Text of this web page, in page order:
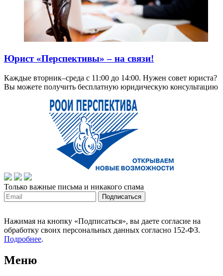
Юрист «Перспективы» – на связи!
Каждые вторник–среда с 11:00 до 14:00. Нужен совет юриста?
Вы можете получить бесплатную юридическую консультацию
Только важные письма и никакого спама
Нажимая на кнопку «Подписаться», вы даете согласие на
обработку своих персональных данных согласно 152-ФЗ.
Подробнее.
Меню